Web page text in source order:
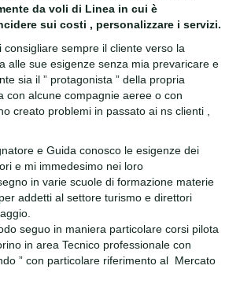
da voli di Linea in cui è
sui costi , personalizzare i servizi.
consigliare sempre il cliente verso la
alle sue esigenze senza mia prevaricare e
sia il ” protagonista ” della propria
con alcune compagnie aeree o con
creato problemi in passato ai ns clienti ,
e Guida conosco le esigenze dei
e mi immedesimo nei loro
in varie scuole di formazione materie
addetti al settore turismo e direttori
seguo in maniera particolare corsi pilota
in area Tecnico professionale con
” con particolare riferimento al Mercato